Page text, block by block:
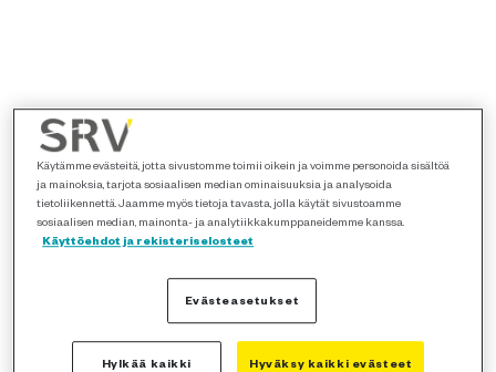
Käytämme evästeitä, jotta sivustomme toimii oikein ja voimme personoida sisältöä
ja mainoksia, tarjota sosiaalisen median ominaisuuksia ja analysoida
tietoliikennettä. Jaamme myös tietoja tavasta, jolla käytät sivustoamme
sosiaalisen median, mainonta- ja analytiikkakumppaneidemme kanssa.
Käyttöehdot ja rekisteriselosteet
Evästeasetukset
Hylkää kaikki Hyväksy kaikki evästeet